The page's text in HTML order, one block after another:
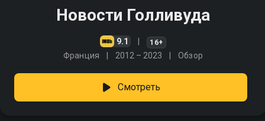
Новости Голливуда
9.1 16+
Франция 2012 – 2023 Обзор
Смотреть